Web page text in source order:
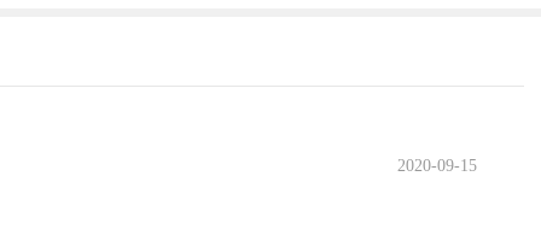
2020-09-15